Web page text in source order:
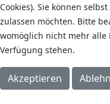
Cookies). Sie können
zulassen möchten. Bitte
womöglich nicht mehr alle
Verfügung stehen.
Akzeptieren